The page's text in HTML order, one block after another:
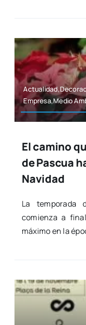
Empresa,Medio
El camino
de Pascua
Navidad
La tem­po­ra­da
comien­za a
máxi­mo en la